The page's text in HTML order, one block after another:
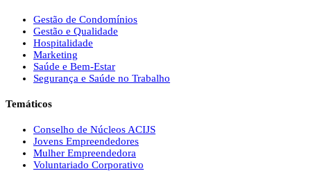
Gestão de Condomínios
Gestão e Qualidade
Hospitalidade
Marketing
Saúde e Bem-Estar
Segurança e Saúde no Trabalho
Temáticos
Conselho de Núcleos ACIJS
Jovens Empreendedores
Mulher Empreendedora
Voluntariado Corporativo